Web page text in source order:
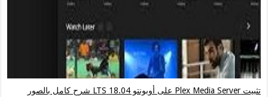
تثبيت Plex Media Server على أوبونتو 18.04 LTS شرح كامل بالصور